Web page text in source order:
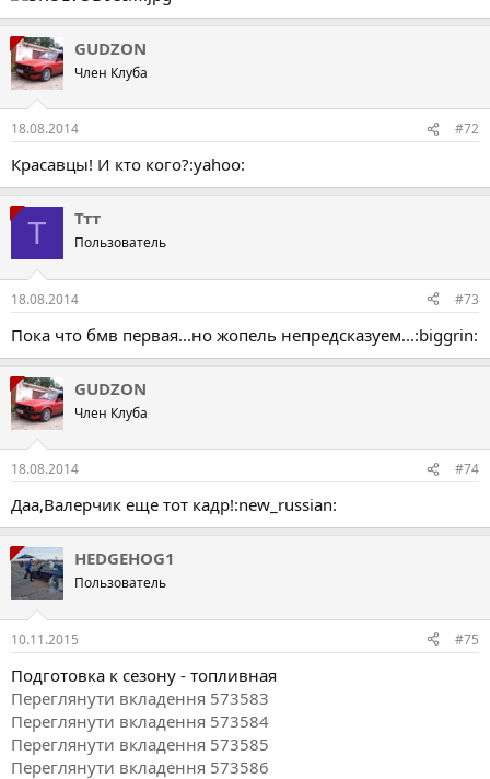
GUDZON
Член Клуба
18.08.2014 #72
Красавцы! И кто кого?:yahoo:
Т Ттт
Пользователь
18.08.2014 #73
Пока что бмв первая...но жопель непредсказуем...:biggrin:
GUDZON
Член Клуба
18.08.2014 #74
Даа,Валерчик еще тот кадр!:new_russian:
HEDGEHOG1
Пользователь
10.11.2015 #75
Подготовка к сезону - топливная
Переглянути вкладення 573583
Переглянути вкладення 573584
Переглянути вкладення 573585
Переглянути вкладення 573586